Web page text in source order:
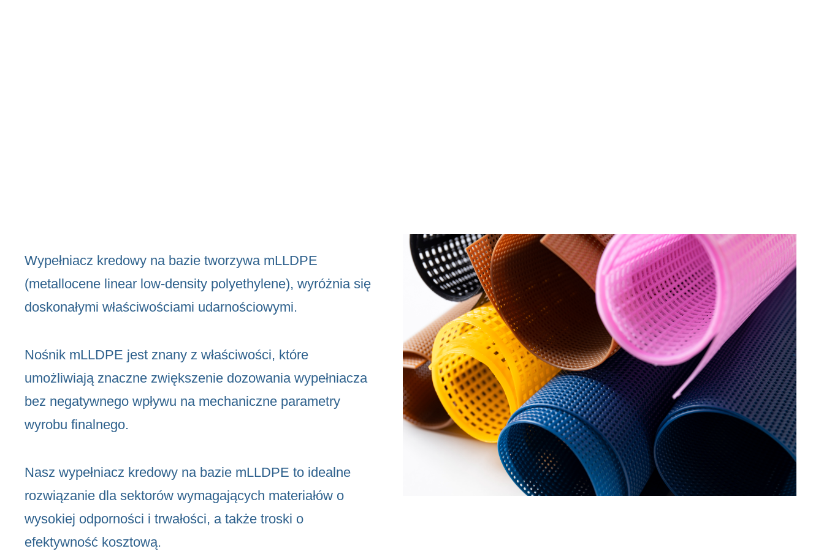
Wypełniacz kredowy na bazie tworzywa mLLDPE
(metallocene linear low-density polyethylene), wyróżnia się
doskonałymi właściwościami udarnościowymi.
Nośnik mLLDPE jest znany z właściwości, które
umożliwiają znaczne zwiększenie dozowania wypełniacza
bez negatywnego wpływu na mechaniczne parametry
wyrobu finalnego.
Nasz wypełniacz kredowy na bazie mLLDPE to idealne
rozwiązanie dla sektorów wymagających materiałów o
wysokiej odporności i trwałości, a także troski o
efektywność kosztową.